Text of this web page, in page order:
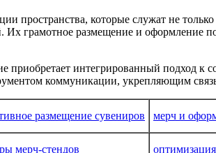
которые служат не
грамотное размещение и оформление
приобретает интегрированный подход
коммуникации, укрепляющим
размещение сувениров мерч и
мерч-стендов